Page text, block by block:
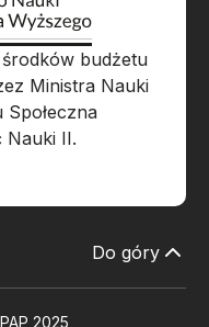
budżetu
Ministra Nauki
Nauki II.
Do góry
2025